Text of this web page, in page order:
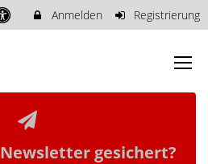
Anmelden Registrierung
gesichert?